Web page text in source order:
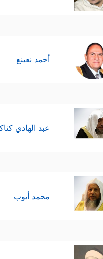
أحمد نعينع
عبد الهادي
محمد أيوب